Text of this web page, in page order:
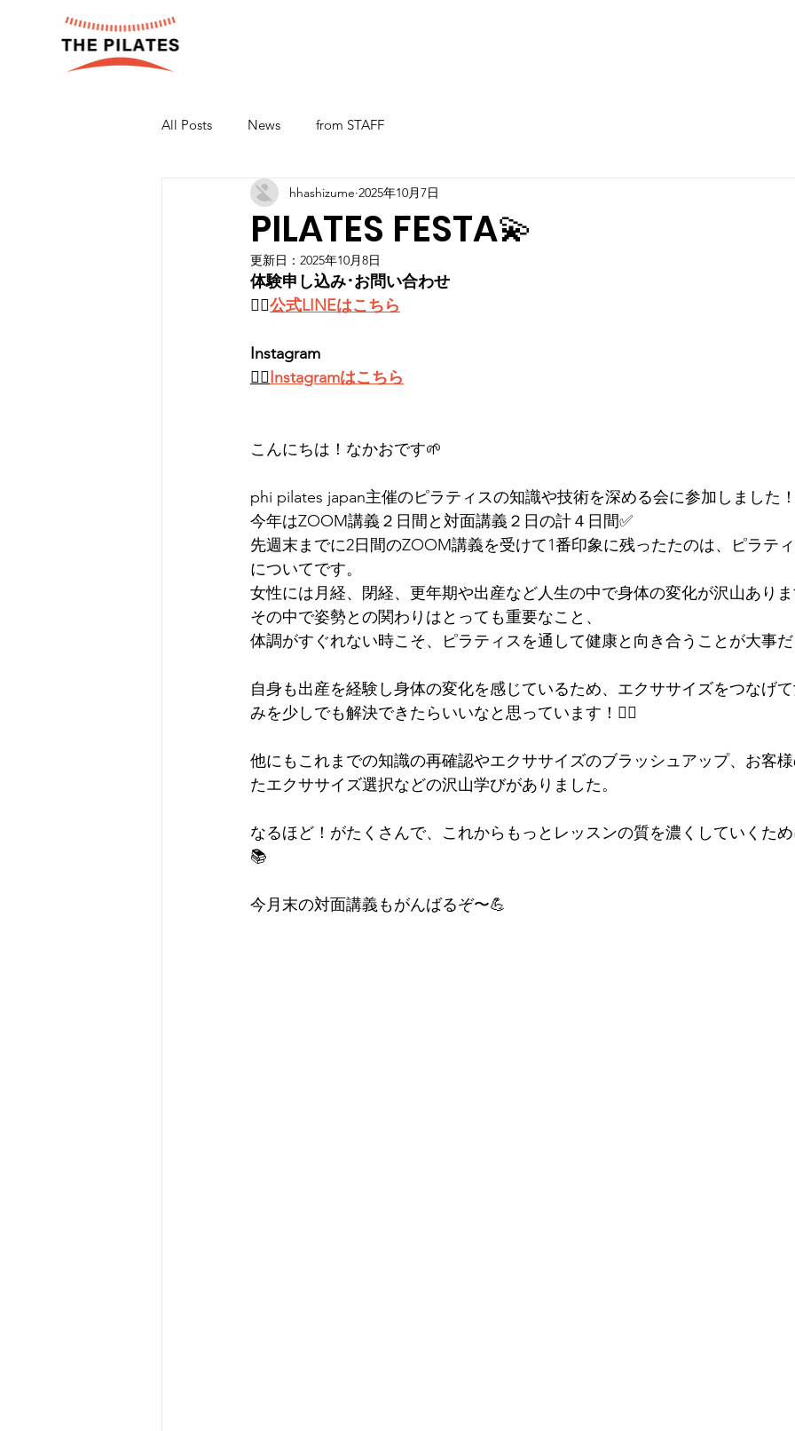
All Posts News from STAFF
PILATES FESTA💫
hhashizume 2025年10月7日
更新日： 2025年10月8日
体験申し込み･お問い合わせ
👉🏻公式LINEはこちら
Instagram
👉🏻Instagramはこちら
こんにちは！なかおです🌱
phi pilates japan主催のピラティスの知識や技術を深める会に参加しました
今年はZOOM講義２日間と対面講義２日の計４日間✅
先週末までに2日間のZOOM講義を受けて1番印象に残ったたのは、ピラテ
についてです。
女性には月経、閉経、更年期や出産など人生の中で身体の変化が沢山あり
その中で姿勢との関わりはとっても重要なこと、
体調がすぐれない時こそ、ピラティスを通して健康と向き合うことが大事
自身も出産を経験し身体の変化を感じているため、エクササイズをつなげ
みを少しでも解決できたらいいなと思っています！🧚‍♀️
他にもこれまでの知識の再確認やエクササイズのブラッシュアップ、お客
たエクササイズ選択などの沢山学びがありました。
なるほど！がたくさんで、これからもっとレッスンの質を濃くしていくた
📚
今月末の対面講義もがんばるぞ〜💪